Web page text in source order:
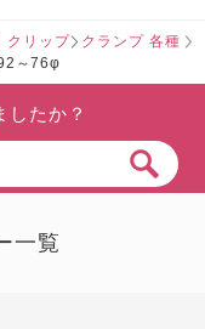
クリップ
クランプ 各種
～76φ
したか？
一覧